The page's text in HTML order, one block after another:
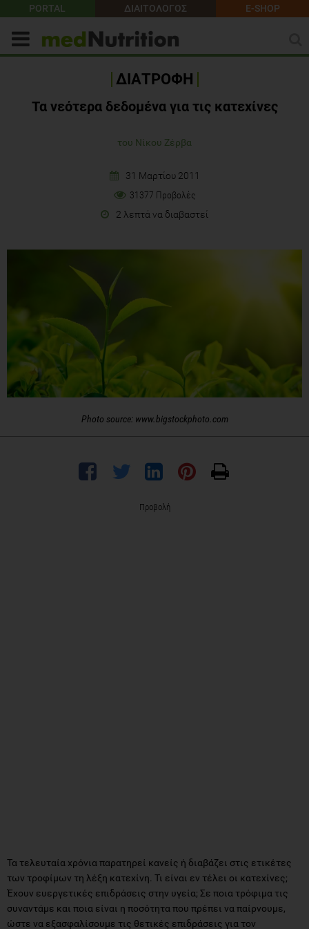
PORTAL ΔΙΑΙΤΟΛΟΓΟΣ E-SHOP
ΔΙΑΤΡΟΦΗ
Τα νεότερα δεδομένα για τις κατεχίνες
του Νίκου Ζέρβα
31 Μαρτίου 2011
31377 Προβολές
2 λεπτά να διαβαστεί
Photo source: www.bigstockphoto.com
Προβολή
Τα τελευταία χρόνια παρατηρεί κανείς ή διαβάζει στις ετικέτες
των τροφίμων τη λέξη κατεχίνη. Τι είναι εν τέλει οι κατεχίνες;
Έχουν ευεργετικές επιδράσεις στην υγεία; Σε ποια τρόφιμα τις
συναντάμε και ποια είναι η ποσότητα που πρέπει να παίρνουμε,
ώστε να εξασφαλίσουμε τις θετικές επιδράσεις για τον